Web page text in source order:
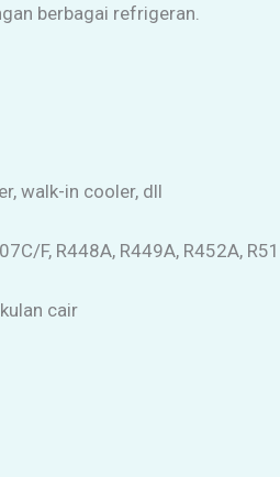
berbagai refrigeran.
walk-in cooler, dll
F, R448A, R449A, R452A,
cair